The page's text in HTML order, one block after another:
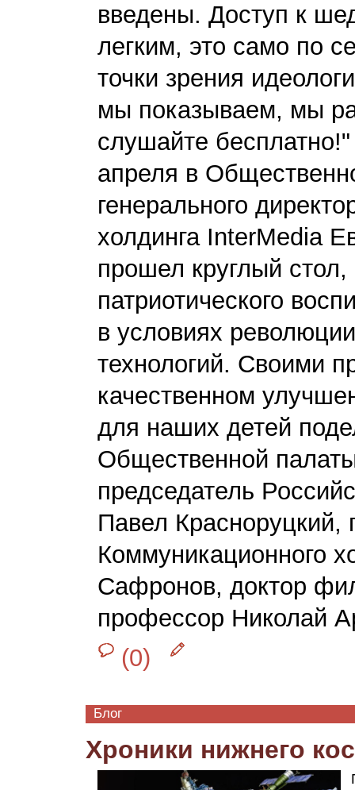
введены. Доступ к
легким, это само по
точки зрения
мы показываем, мы
слушайте
апреля в
генерального
холдинга InterMedia
прошел круглый
патриотического
в условиях
технологий. Своими
качественном
для наших детей
Общественной
председатель
Павел Красноруцкий,
Коммуникационного
Сафронов, доктор
профессор Николай
(0)
Блог
Хроники нижнего